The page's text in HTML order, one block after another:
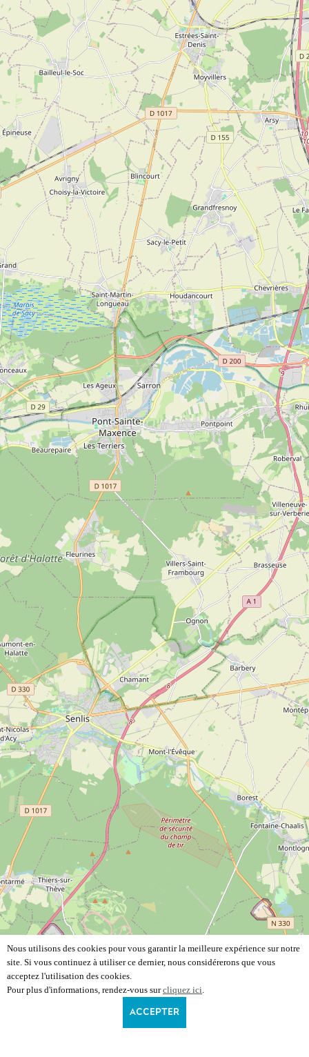
Nous utilisons des cookies pour vous garantir la meilleure expérience sur notre
site. Si vous continuez à utiliser ce dernier, nous considérerons que vous
acceptez l'utilisation des cookies.
Pour plus d'informations, rendez-vous surcliquez ici.
ACCEPTER